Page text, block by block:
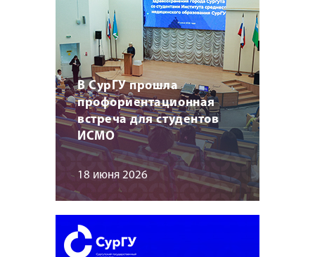
В СурГУ прошла
профориентационная
встреча для студентов
ИСМО
18 июня 2026